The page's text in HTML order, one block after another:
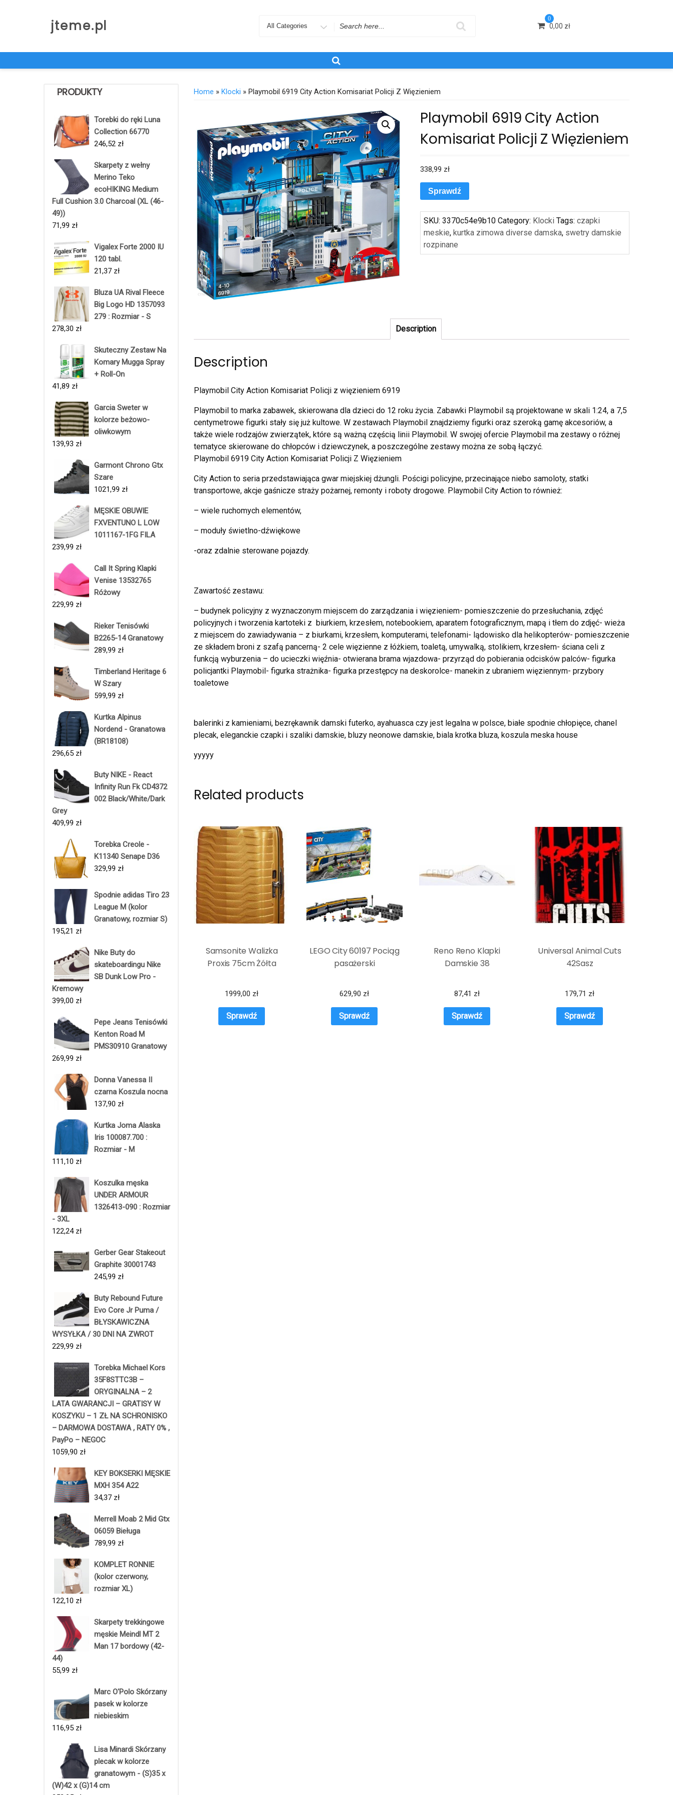
jteme.pl
Search
0
0,00 zł
PRODUKTY
Torebki do ręki Luna
Collection 66770
246,52 zł
Skarpety z wełny
Merino Teko
ecoHIKING Medium
Full Cushion 3.0 Charcoal (XL (46-
49))
71,99 zł
Vigalex Forte 2000 IU
120 tabl.
21,37 zł
Bluza UA Rival Fleece
Big Logo HD 1357093
279 : Rozmiar - S
278,30 zł
Skuteczny Zestaw Na
Komary Mugga Spray
+ Roll-On
41,89 zł
Garcia Sweter w
kolorze beżowo-
oliwkowym
139,93 zł
Garmont Chrono Gtx
Szare
1021,99 zł
MĘSKIE OBUWIE
FXVENTUNO L LOW
1011167-1FG FILA
239,99 zł
Call It Spring Klapki
Venise 13532765
Różowy
229,99 zł
Rieker Tenisówki
B2265-14 Granatowy
289,99 zł
Timberland Heritage 6
W Szary
599,99 zł
Kurtka Alpinus
Nordend - Granatowa
(BR18108)
296,65 zł
Buty NIKE - React
Infinity Run Fk CD4372
002 Black/White/Dark
Grey
409,99 zł
Torebka Creole -
K11340 Senape D36
329,99 zł
Spodnie adidas Tiro 23
League M (kolor
Granatowy, rozmiar S)
195,21 zł
Nike Buty do
skateboardingu Nike
SB Dunk Low Pro -
Kremowy
399,00 zł
Pepe Jeans Tenisówki
Kenton Road M
PMS30910 Granatowy
269,99 zł
Donna Vanessa II
czarna Koszula nocna
137,90 zł
Kurtka Joma Alaska
Iris 100087.700 :
Rozmiar - M
111,10 zł
Koszulka męska
UNDER ARMOUR
1326413-090 : Rozmiar
- 3XL
122,24 zł
Gerber Gear Stakeout
Graphite 30001743
245,99 zł
Buty Rebound Future
Evo Core Jr Puma /
BŁYSKAWICZNA
WYSYŁKA / 30 DNI NA ZWROT
229,99 zł
Torebka Michael Kors
35F8STTC3B –
ORYGINALNA – 2
LATA GWARANCJI – GRATISY W
KOSZYKU – 1 ZŁ NA SCHRONISKO
– DARMOWA DOSTAWA , RATY 0% ,
PayPo – NEGOC
1059,90 zł
KEY BOKSERKI MĘSKIE
MXH 354 A22
34,37 zł
Merrell Moab 2 Mid Gtx
06059 Bieługa
789,99 zł
KOMPLET RONNIE
(kolor czerwony,
rozmiar XL)
122,10 zł
Skarpety trekkingowe
męskie Meindl MT 2
Man 17 bordowy (42-
44)
55,99 zł
Marc O'Polo Skórzany
pasek w kolorze
niebieskim
116,95 zł
Lisa Minardi Skórzany
plecak w kolorze
granatowym - (S)35 x
(W)42 x (G)14 cm
Home » Klocki » Playmobil 6919 City Action Komisariat Policji Z Więzieniem
Playmobil 6919 City Action
Komisariat Policji Z Więzieniem
338,99 zł
Sprawdź
SKU:3370c54e9b10 Category: Klocki Tags:czapki
meskie,kurtka zimowa diverse damska, swetry damskie
rozpinane
Description
Description
Playmobil City Action Komisariat Policji z więzieniem 6919
Playmobil to marka zabawek, skierowana dla dzieci do 12 roku życia. Zabawki Playmobil są projektowane w skali 1:24, a 7,5
centymetrowe figurki stały się już kultowe. W zestawach Playmobil znajdziemy figurki oraz szeroką gamę akcesoriów, a
także wiele rodzajów zwierzątek, które są ważną częścią linii Playmobil. W swojej ofercie Playmobil ma zestawy o różnej
tematyce skierowane do chłopców i dziewczynek, a poszczególne zestawy można ze sobą łączyć.
Playmobil 6919 City Action Komisariat Policji Z Więzieniem
City Action to seria przedstawiająca gwar miejskiej dżungli. Pościgi policyjne, przecinające niebo samoloty, statki
transportowe, akcje gaśnicze straży pożarnej, remonty i roboty drogowe. Playmobil City Action to również:
– wiele ruchomych elementów,
– moduły świetlno-dźwiękowe
-oraz zdalnie sterowane pojazdy.
Zawartość zestawu:
– budynek policyjny z wyznaczonym miejscem do zarządzania i więzieniem- pomieszczenie do przesłuchania, zdjęć
policyjnych i tworzenia kartoteki z biurkiem, krzesłem, notebookiem, aparatem fotograficznym, mapą i tłem do zdjęć- wieża
z miejscem do zawiadywania – z biurkami, krzesłem, komputerami, telefonami- lądowisko dla helikopterów- pomieszczenie
ze składem broni z szafą pancerną- 2 cele więzienne z łóżkiem, toaletą, umywalką, stolikiem, krzesłem- ściana celi z
funkcją wyburzenia – do ucieczki więźnia- otwierana brama wjazdowa- przyrząd do pobierania odcisków palców- figurka
policjantki Playmobil- figurka strażnika- figurka przestępcy na deskorolce- manekin z ubraniem więziennym- przybory
toaletowe
balerinki z kamieniami, bezrękawnik damski futerko, ayahuasca czy jest legalna w polsce, białe spodnie chłopięce, chanel
plecak, eleganckie czapki i szaliki damskie, bluzy neonowe damskie, biala krotka bluza, koszula meska house
yyyyy
Related products
Samsonite Walizka
Proxis 75cm Żółta
1999,00 zł
Sprawdź
LEGO City 60197 Pociąg
pasażerski
629,90 zł
Sprawdź
Reno Reno Klapki
Damskie 38
87,41 zł
Sprawdź
Universal Animal Cuts
42Sasz
179,71 zł
Sprawdź